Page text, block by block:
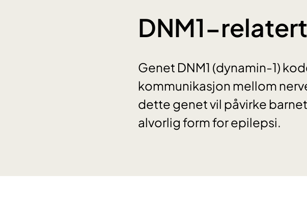
DNM1-
Genet DNM1 (dynamin-1)
kommunikasjon mellom
dette genet vil påvirke
alvorlig form for epilepsi.